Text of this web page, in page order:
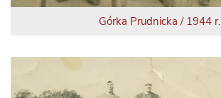
Górka Prudnicka / 1944 r.